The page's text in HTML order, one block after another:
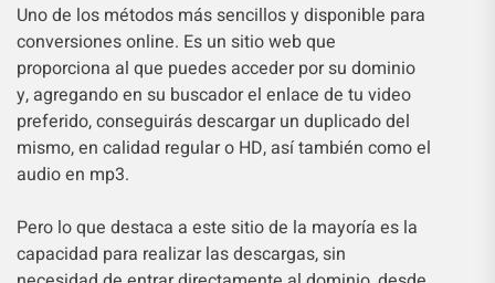
Uno de los métodos más sencillos y disponible para
conversiones online. Es un sitio web que
proporciona al que puedes acceder por su dominio
y, agregando en su buscador el enlace de tu video
preferido, conseguirás descargar un duplicado del
mismo, en calidad regular o HD, así también como el
audio en mp3.
Pero lo que destaca a este sitio de la mayoría es la
capacidad para realizar las descargas, sin